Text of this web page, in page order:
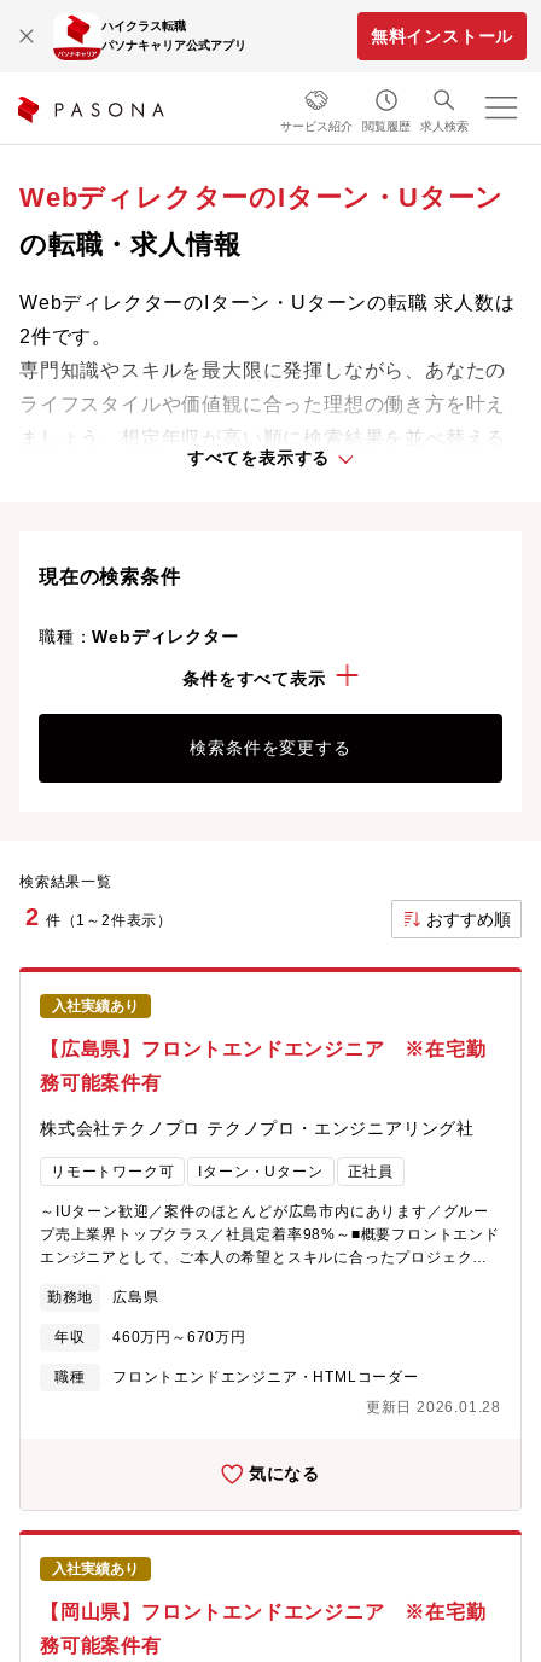
ハイクラス転職
パソナキャリア公式アプリ
無料インストール
サービス紹介 閲覧履歴 求人検索
WebディレクターのIターン・Uターン
の転職・求人情報
WebディレクターのIターン・Uターンの転職 求人数は
2件です。
専門知識やスキルを最大限に発揮しながら、あなたの
ライフスタイルや価値観に合った理想の働き方を叶え
ましょう。想定年収が高い順に検索結果を並べ替える
すべてを表示する
現在の検索条件
職種：Webディレクター
Iターン・Uターン
条件をすべて表示
検索条件を変更する
検索結果一覧
2 件（1～2件表示） おすすめ順
入社実績あり
【広島県】フロントエンドエンジニア ※在宅勤
務可能案件有
株式会社テクノプロ テクノプロ・エンジニアリング社
リモートワーク可 Iターン・Uターン 正社員
～IUターン歓迎／案件のほとんどが広島市内にあります／グルー
プ売上業界トップクラス／社員定着率98%～■概要フロントエンド
エンジニアとして、ご本人の希望とスキルに合ったプロジェクト
商流が浅いことが特徴です。◇主要顧客（例）・電力会社様・自
動車関連業界会社様特に、電力会社様ではプロジェクトを多く受
注頂いており、20%以上のエンジニアがアサインされています。
そのため、ご経験の浅い方でもここでの案件を通し、同社のエン
た、上記以外でも、プロジェクトは大規模なものから小規模なも
ます。■開発環境Java、React、Node.js、Rust■アサインの流れ
（1）営業より案件提案（2）スキルシート作成（職務経歴書に似
たものを担当営業と一緒に作成していただきます。）（3）打ち合
わせ（候補者様、担当営業、企業で業務内容確認、質疑応答を行
います）（4）ご意向確認（5）配属■勤務地広島支店では48社と
の取引があり、広島県内の案件の9割近くが広島市内に分布してお
ります。※一部福山市にも案件はございます。■研修体制200種類
以上の豊富なプログラムを用意しています。・テクノプロ・ラー
ニング全国4カ所に社員専用研修施設を保有・Winラーニング情報
勤務地 広島県
年収 460万円～670万円
職種
フロントエンドエンジニア・HTMLコーダー
更新日 2026.01.28
気になる
入社実績あり
【岡山県】フロントエンドエンジニア ※在宅勤
務可能案件有